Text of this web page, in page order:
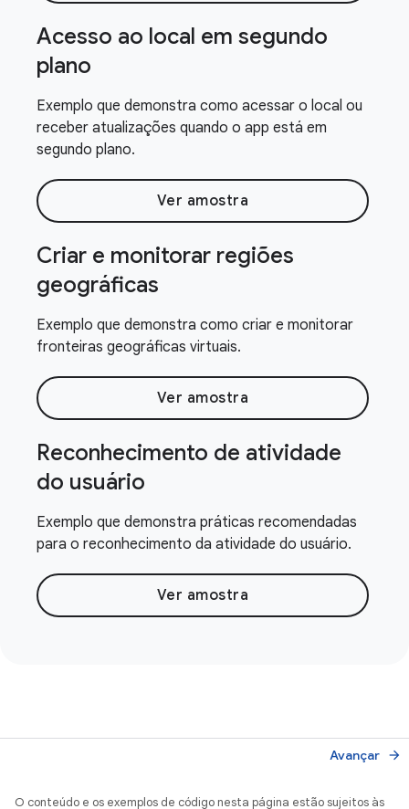
Acesso ao local em segundo
plano
Exemplo que demonstra como acessar o local ou
receber atualizações quando o app está em
segundo plano.
Ver amostra
Criar e monitorar regiões
geográficas
Exemplo que demonstra como criar e monitorar
fronteiras geográficas virtuais.
Ver amostra
Reconhecimento de atividade
do usuário
Exemplo que demonstra práticas recomendadas
para o reconhecimento da atividade do usuário.
Ver amostra
Avançar arrow_forward
O conteúdo e os exemplos de código nesta página estão sujeitos às